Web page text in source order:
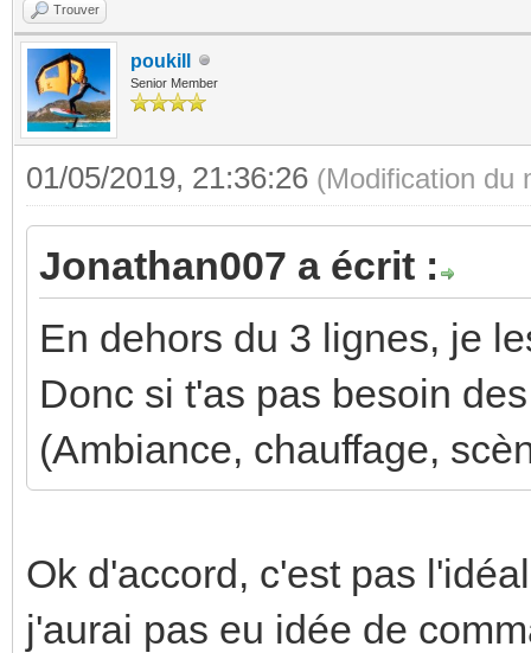
Trouver
poukill
Senior Member
01/05/2019, 21:36:26 (Modification du
Jonathan007 a écrit :
En dehors du 3 lignes, je
Donc si t'as pas besoin
(Ambiance, chauffage,
Ok d'accord, c'est pas
j'aurai pas eu idée de